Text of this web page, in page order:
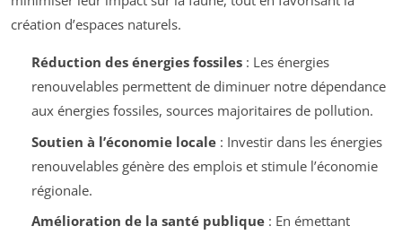
création d’espaces naturels.
Réduction des énergies fossiles: Les énergies
renouvelables permettent de diminuer notre dépendance
aux énergies fossiles, sources majoritaires de pollution.
Soutien à l’économie locale: Investir dans les énergies
renouvelables génère des emplois et stimule l’économie
régionale.
Amélioration de la santé publique: En émettant